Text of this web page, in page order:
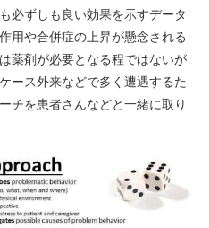
必ずしも良い効果を示すデータ
用や合併症の上昇が懸念される
薬剤が必要となる程ではないが
ース外来などで多く遭遇するた
チを患者さんなどと一緒に取り